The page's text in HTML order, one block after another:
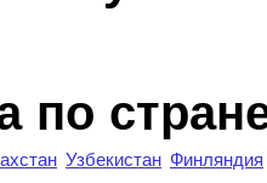
по
Узбекистан Финляндия